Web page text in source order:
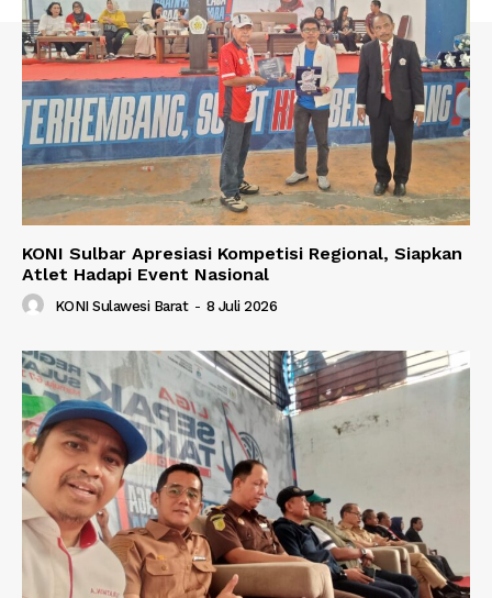
KONI Sulbar Apresiasi Kompetisi Regional, Siapkan
Atlet Hadapi Event Nasional
KONI Sulawesi Barat - 8 Juli 2026